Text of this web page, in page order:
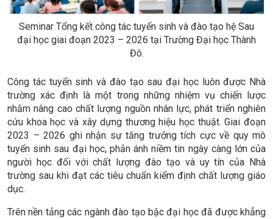
Seminar Tổng kết công tác tuyển sinh và đào tạo hệ Sau
đại học giai đoạn 2023 – 2026 tại Trường Đại học Thành
Đô.
Công tác tuyển sinh và đào tạo sau đại học luôn được Nhà
trường xác định là một trong những nhiệm vụ chiến lược
nhằm nâng cao chất lượng nguồn nhân lực, phát triển nghiên
cứu khoa học và xây dựng thương hiệu học thuật. Giai đoạn
2023 – 2026 ghi nhận sự tăng trưởng tích cực về quy mô
tuyển sinh sau đại học, phản ánh niềm tin ngày càng lớn của
người học đối với chất lượng đào tạo và uy tín của Nhà
trường sau khi đạt các tiêu chuẩn kiểm định chất lượng giáo
dục.
Trên nền tảng các ngành đào tạo bậc đại học đã được khẳng